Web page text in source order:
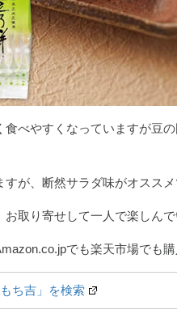
食べやすくなっていますが豆
が、断然サラダ味がオススメ
取り寄せして一人で楽しんで
でも楽天市場でも
ち吉」を検索